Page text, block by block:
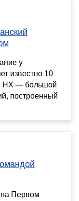
у
известно 10
HX — большой
построенный
на Первом